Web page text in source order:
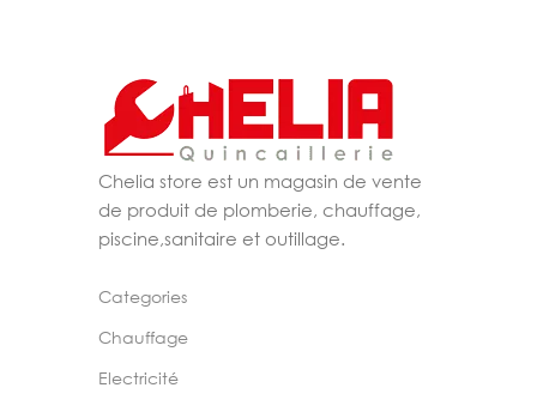
Chelia store est un magasin de vente
de produit de plomberie, chauffage,
piscine,sanitaire et outillage.
Categories
Chauffage
Electricité